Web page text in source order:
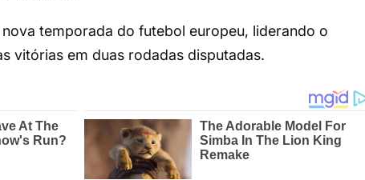
temporada do futebol europeu, liderando o
vitórias em duas rodadas disputadas.